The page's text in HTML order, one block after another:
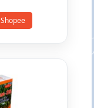
Shopee